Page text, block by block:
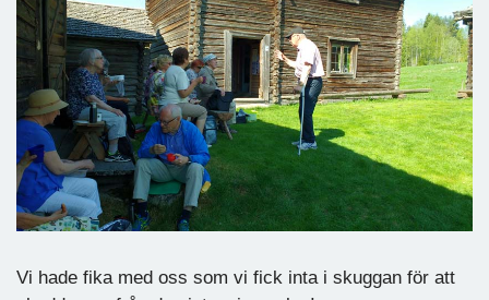
Vi hade fika med oss som vi fick inta i skuggan för att